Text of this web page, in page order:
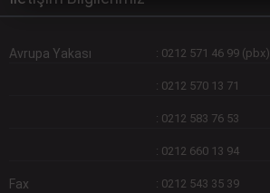
Avrupa Yakası : 0212 571 46 99 (pbx)
: 0212 570 13 71
: 0212 583 76 53
: 0212 660 13 94
Fax : 0212 543 35 39